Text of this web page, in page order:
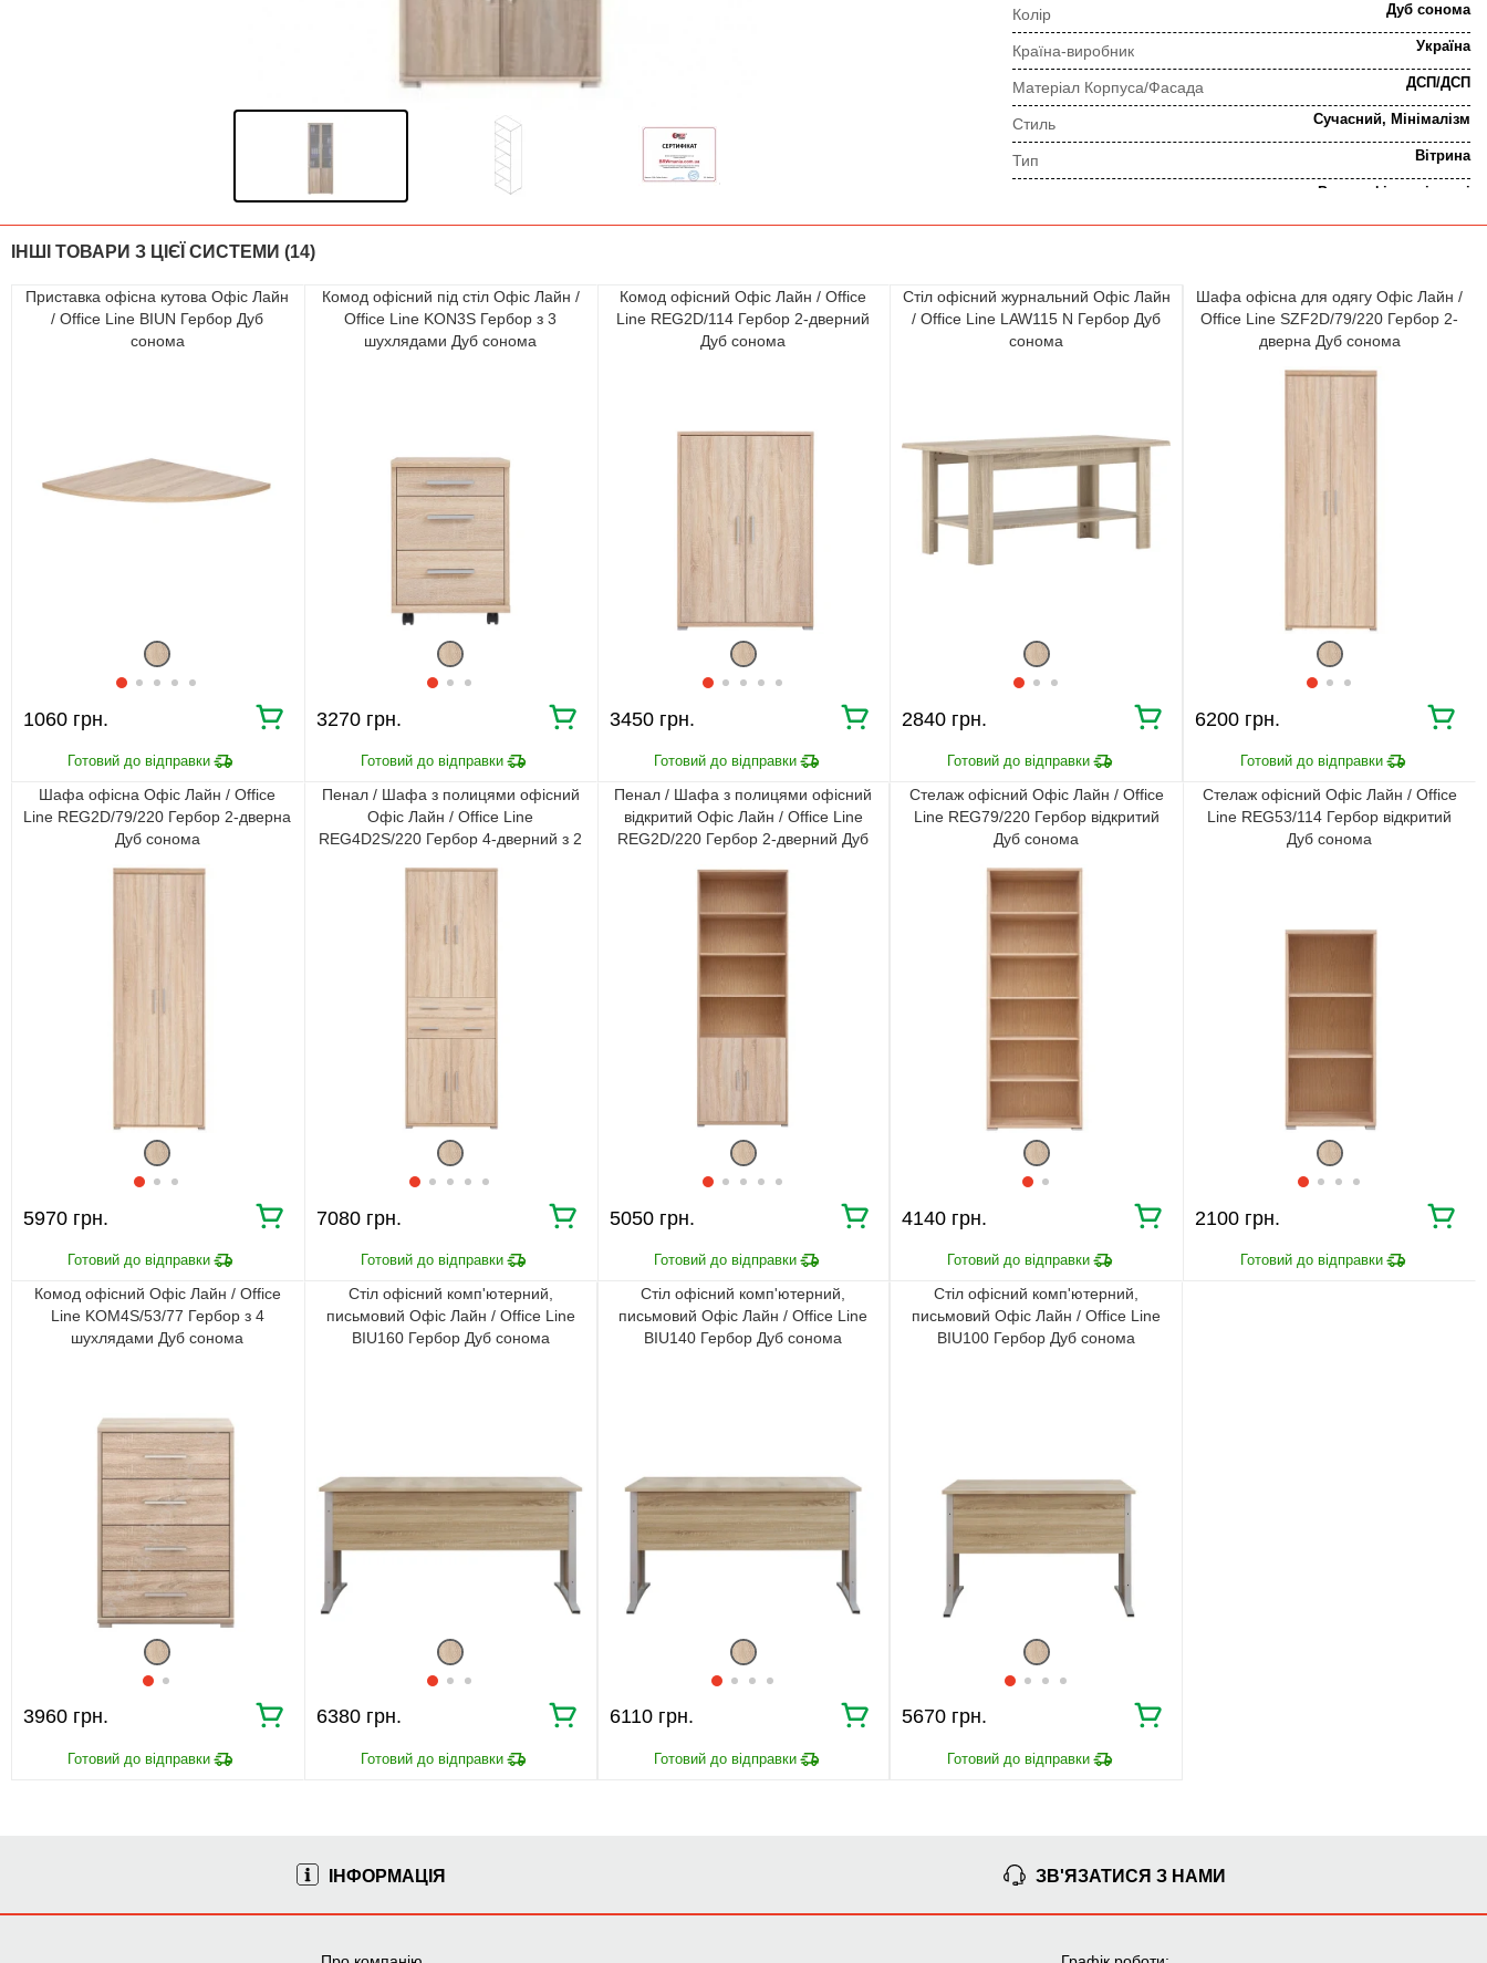
Колір Дуб сонома
Країна-виробник Україна
Матеріал Корпуса/Фасада ДСП/ДСП
Стиль Сучасний, Мінімалізм
Тип Вітрина
Ролик, фірмові петлі
⇒
Прорахунок замовлення
Узгодження замовлення
етапах від попереднього розрахунку до отримання
меблів.
ДОСТАВКА ЗА 2 ДНІ
СПЛАЧУЙ АВАНС, А
ОТРИМАННІ
ПЛАТИ ЧАСТИНАМИ
ЗБІРКА МЕБЛІВ
99,9% ЗАДОВОЛЕНИХ
КЛІЄНТІВ
ІНШІ ТОВАРИ З ЦІЄЇ СИСТЕМИ (14)
Приставка офісна кутова Офіс Лайн
/ Office Line BIUN Гербор Дуб
сонома
1060 грн.
Комод офісний під стіл Офіс Лайн /
Office Line KON3S Гербор з 3
шухлядами Дуб сонома
3270 грн.
Комод офісний Офіс Лайн / Office
Line REG2D/114 Гербор 2-дверний
Дуб сонома
3450 грн.
Стіл офісний журнальний Офіс Лайн
/ Office Line LAW115 N Гербор Дуб
сонома
2840 грн.
Шафа офісна для одягу Офіс Лайн /
Office Line SZF2D/79/220 Гербор 2-
дверна Дуб сонома
6200 грн.
Шафа офісна Офіс Лайн / Office
Line REG2D/79/220 Гербор 2-дверна
Дуб сонома
5970 грн.
Пенал / Шафа з полицями офісний
Офіс Лайн / Office Line
REG4D2S/220 Гербор 4-дверний з 2
7080 грн.
Пенал / Шафа з полицями офісний
відкритий Офіс Лайн / Office Line
REG2D/220 Гербор 2-дверний Дуб
5050 грн.
Стелаж офісний Офіс Лайн / Office
Line REG79/220 Гербор відкритий
Дуб сонома
4140 грн.
Стелаж офісний Офіс Лайн / Office
Line REG53/114 Гербор відкритий
Дуб сонома
2100 грн.
Комод офісний Офіс Лайн / Office
Line KOM4S/53/77 Гербор з 4
шухлядами Дуб сонома
3960 грн.
Стіл офісний комп'ютерний,
письмовий Офіс Лайн / Office Line
BIU160 Гербор Дуб сонома
6380 грн.
Стіл офісний комп'ютерний,
письмовий Офіс Лайн / Office Line
BIU140 Гербор Дуб сонома
6110 грн.
Стіл офісний комп'ютерний,
письмовий Офіс Лайн / Office Line
BIU100 Гербор Дуб сонома
5670 грн.
ІНФОРМАЦІЯ ЗВ'ЯЗАТИСЯ З НАМИ